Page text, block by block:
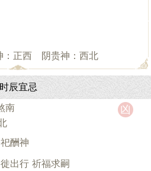
：正西 阴贵神：西北
时辰宜忌
南
酬神
出行 祈福求嗣
凶